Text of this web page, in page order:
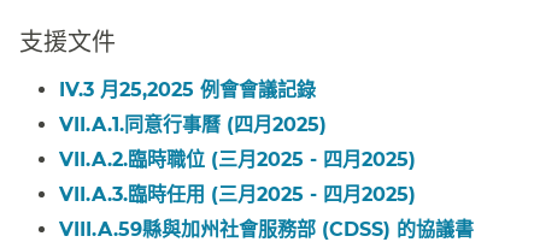
支援文件​​
IV.3 月25,2025 例會會議記錄​​
VII.A.1.同意行事曆 (四月2025)​​
VII.A.2.臨時職位 (三月2025 - 四月2025)​​
VII.A.3.臨時任用 (三月2025 - 四月2025)​​
VIII.A.59縣與加州社會服務部 (CDSS) 的協議書​​